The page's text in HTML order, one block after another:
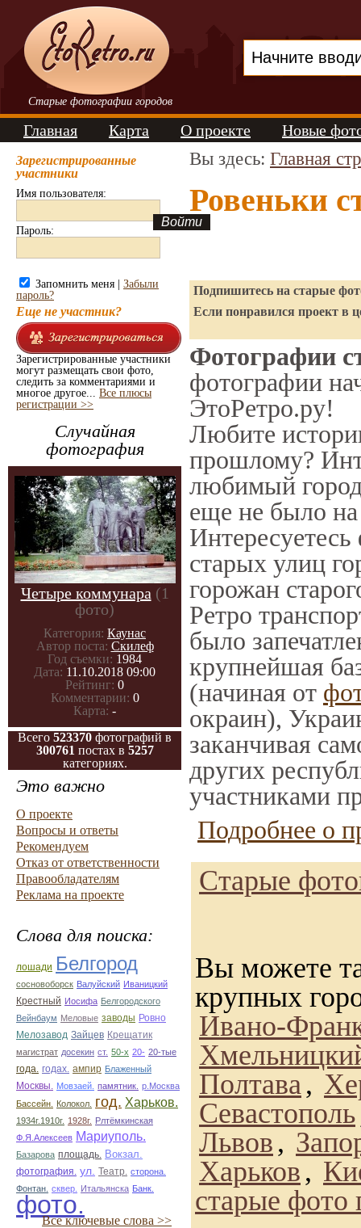
Старые фотографии городов
Главная Карта О проекте Новые
Зарегистрированные
участники
Имя пользователя:
Пароль:
Запомнить меня | Забыли
пароль?
Еще не участник?
Зарегистрированные участники
могут размещать свои фото,
следить за комментариями и
многое другое... Все плюсы
регистрации >>
Случайная
фотография
Четыре коммунара (1
фото)
Категория: Каунас
Автор поста: Скилеф
Год съемки: 1984
Дата: 11.10.2018 09:00
Рейтинг: 0
Комментарии: 0
Карта: -
Всего 523370 фотографий в
300761 постах в 5257
категориях.
Это важно
О проекте
Вопросы и ответы
Рекомендуем
Отказ от ответственности
Правообладателям
Реклама на проекте
Слова для поиска:
лошади Белгород
сосновоборск Валуйский Иваницкий
Крестный Иосифа Белгородского
Вейнбаум Меловые заводы Ровно
Мелозавод Зайцев Крещатик
магистрат досекин ст. 50-х 20- 20-тые
года.
годах. ампир Блаженный
Москвы.
Мовзаей. памятник. р.Москва
Бассейн.
Колокол. год. Харьков.
1934г.1910г. 1928г. Рлтёмкинская
Ф.Я.Алексеев Мариуполь.
Базарова площадь. Вокзал.
фотография. ул. Театр. сторона.
Фонтан. сквер. Итальянска Банк.
фото.
Все ключевые слова >>
Вы здесь: Главная
Ровеньки
Подпишитесь на старые
Если понравился проект в
Фотографии
фотографии
ЭтоРетро.ру!
Любите
прошлому?
любимый
еще не было на
Интересуетесь
старых улиц
горожан
Ретро
было
крупнейшая
(начиная от
окраин),
заканчивая
других
участниками
Подробнее о
Старые
Вы можете
крупных
Ивано-
Полтава,
Севастополь
Львов ,
Харьков ,
старые фото